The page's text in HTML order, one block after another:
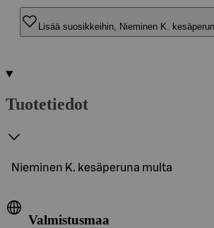
Lisää suosikkeihin, Nieminen K.
Tuotetiedot
Nieminen K. kesäperuna multa
Valmistusmaa